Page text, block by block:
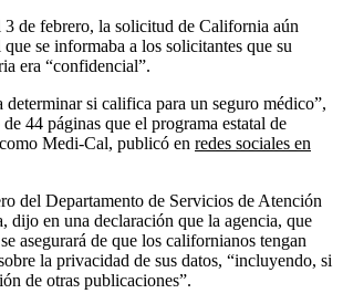
3 de febrero, la solicitud de California aún
se informaba a los solicitantes que su
era “confidencial”.
determinar si califica para un seguro médico”,
44 páginas que el programa estatal de
Medi-Cal, publicó en redes sociales en
del Departamento de Servicios de Atención
dijo en una declaración que la agencia, que
asegurará de que los californianos tengan
la privacidad de sus datos, “incluyendo, si
de otras publicaciones”.